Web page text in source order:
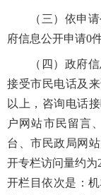
（三）依申
府信息公开申请0件
（四）政府
接受市民电话及
以上，咨询电话
户网站市民留言
台、市民政局网
开专栏访问量约为
开栏目依次是：